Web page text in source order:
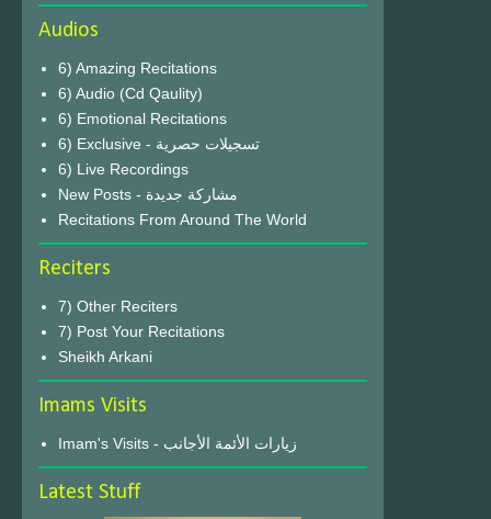
Audios
6) Amazing Recitations
6) Audio (Cd Qaulity)
6) Emotional Recitations
6) Exclusive - تسجيلات حصرية
6) Live Recordings
New Posts - مشاركة جديدة
Recitations From Around The World
Reciters
7) Other Reciters
7) Post Your Recitations
Sheikh Arkani
Imams Visits
Imam's Visits - زيارات الأئمة الأجانب
Latest Stuff